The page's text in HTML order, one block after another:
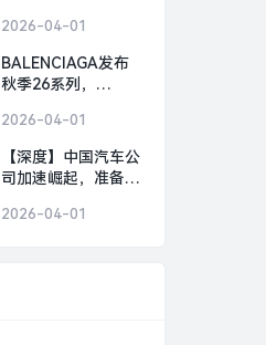
购何以崩盘？|界面
新闻
2026-04-01
BALENCIAGA发布
秋季26系列，
京旗舰店启幕｜是日
美好事物|界面新闻 ·
时尚
2026-04-01
【深度】中国汽车公
司加速崛起，准备好
“丰田”了吗？|界面新
2026-04-01